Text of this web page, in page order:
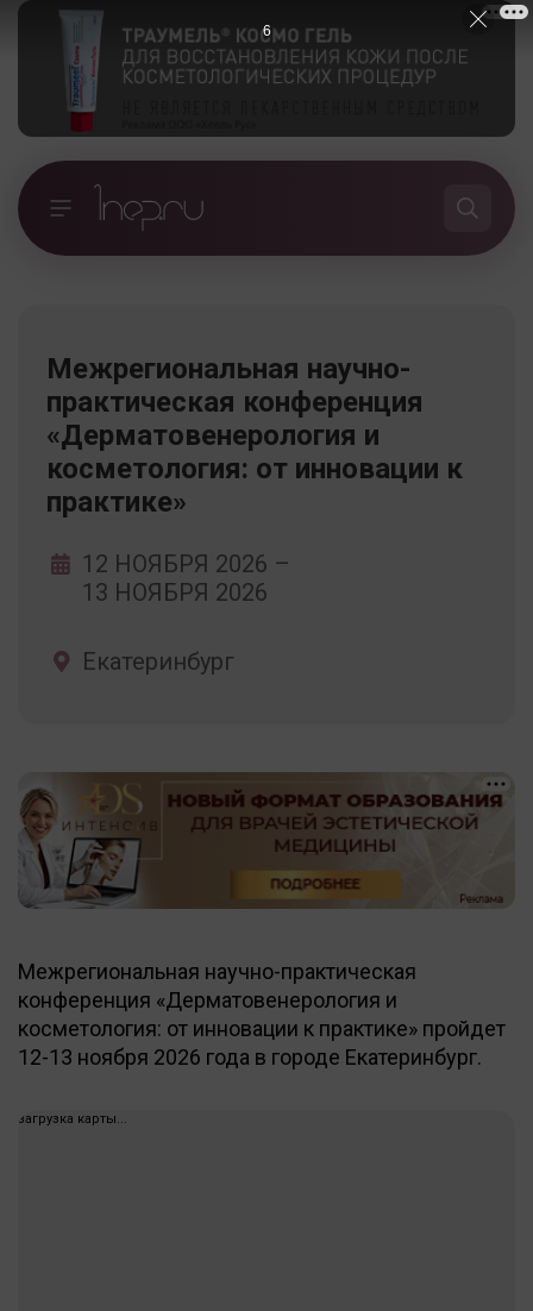
Межрегиональная научно-
практическая конференция
«Дерматовенерология и
косметология: от инновации к
практике»
12 НОЯБРЯ 2026 –
13 НОЯБРЯ 2026
Екатеринбург
18+
Межрегиональная научно-практическая
конференция «Дерматовенерология и
косметология: от инновации к практике» пройдет
12-13 ноября 2026 года в городе Екатеринбург.
загрузка карты...
5